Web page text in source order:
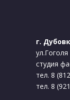
г.
ул.Гоголя
студия
тел. 8
тел. 8